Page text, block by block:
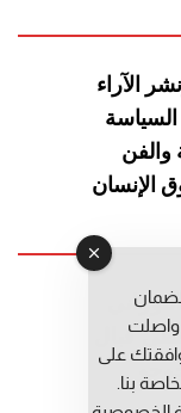
الآراء
السياسة
والفن
الإنسان
قبال
واصلت
على
بنا.